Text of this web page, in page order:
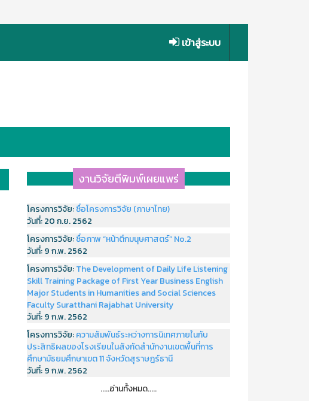
เข้าสู่ระบบ
งานวิจัยตีพิมพ์เผยแพร่
โครงการวิจัย:ชื่อโครงการวิจัย (ภาษาไทย)
วันที่:20 ก.ย. 2562
โครงการวิจัย:ชื่อภาพ “หน้าตึกมนุษศาสตร์” No.2
วันที่:9 ก.พ. 2562
โครงการวิจัย:The Development of Daily Life Listening
Skill Training Package of First Year Business English
Major Students in Humanities and Social Sciences
Faculty Suratthani Rajabhat University
วันที่:9 ก.พ. 2562
โครงการวิจัย:ความสัมพันธ์ระหว่างการนิเทศภายในกับ
ประสิทธิผลของโรงเรียนในสังกัดสำนักงานเขตพื้นที่การ
ศึกษามัธยมศึกษาเขต 11 จังหวัดสุราษฎร์ธานี
วันที่:9 ก.พ. 2562
.....อ่านทั้งหมด.....